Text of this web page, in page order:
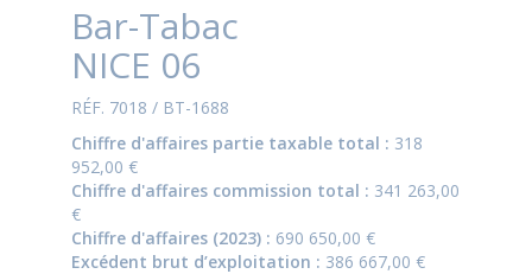
Bar-Tabac
NICE 06
RÉF. 7018 / BT-1688
Chiffre d'affaires partie taxable total : 318
952,00 €
Chiffre d'affaires commission total : 341 263,00
€
Chiffre d'affaires (2023) : 690 650,00 €
Excédent brut d’exploitation : 386 667,00 €